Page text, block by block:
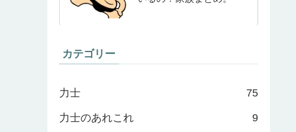
カテゴリー
力士 75
力士のあれこれ 9